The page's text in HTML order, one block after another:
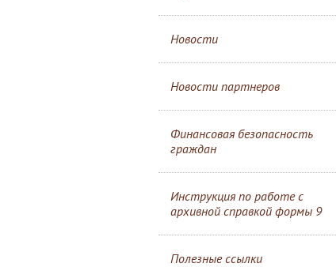
Новости
Новости партнеров
Финансовая безопасность
граждан
Инструкция по работе с
архивной справкой формы 9
Полезные ссылки